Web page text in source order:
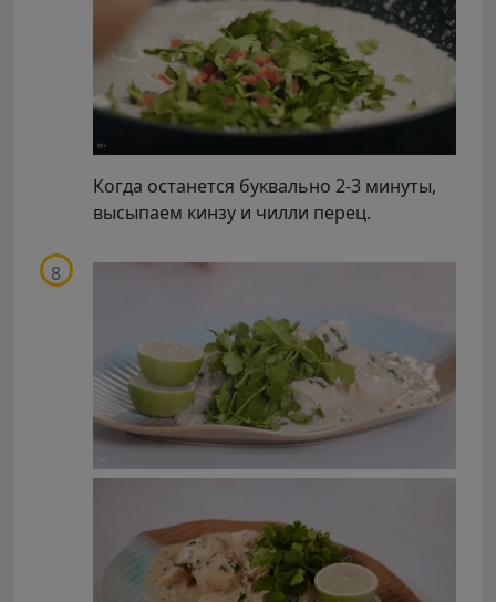
Когда останется буквально 2-3 минуты,
высыпаем кинзу и чилли перец.